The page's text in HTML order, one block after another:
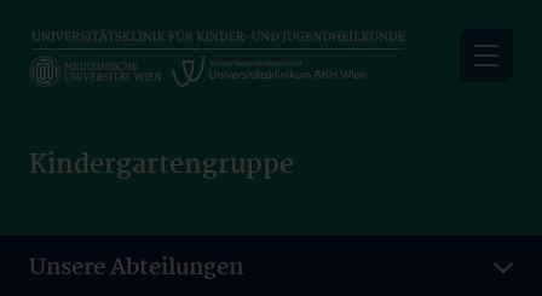
main
Kindergartengruppe
Unsere Abteilungen